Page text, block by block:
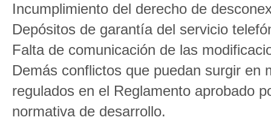
Incumplimiento del derecho de
Depósitos de garantía del servicio
Falta de comunicación de las
Demás conflictos que puedan surgir en
regulados en el Reglamento aprobado
normativa de desarrollo.